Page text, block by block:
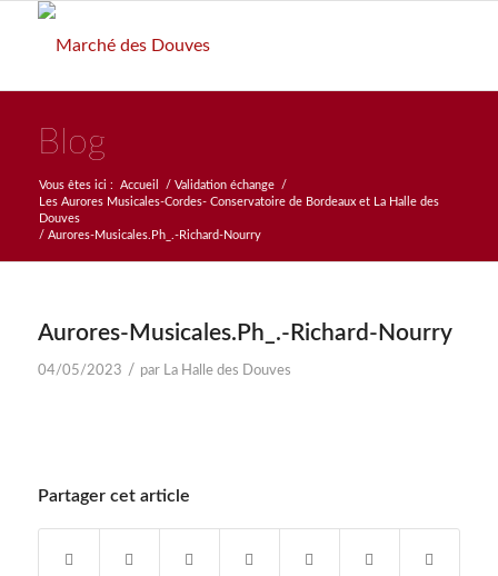
Blog
Vous êtes ici : Accueil / Validation échange
/
Les Aurores Musicales-Cordes- Conservatoire de Bordeaux et La Halle des
Douves
/ Aurores-Musicales.Ph_.-Richard-Nourry
Aurores-Musicales.Ph_.-Richard-Nourry
04/05/2023 / par La Halle des Douves
Partager cet article